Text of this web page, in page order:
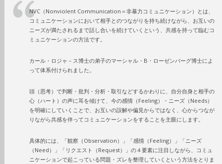
NVC（Nonviolent Communication＝非暴力コミュニケーション）とは、
コミュニケーションにおいて相手とのつながりを持ち続けながら、お互いの
ニーズが満たされるまで話し合いを続けていくという、共感を持って臨むコ
ミュニケーションの方法です。
カール・ロジャ－ス博士の弟子のマーシャル・B・ローゼンバーグ博士によ
って体系付けられました。
頭（思考）で判断・批判・分析・取引などするかわりに、自分自身と相手の
心（ハート）の声に耳を傾けて、今の感情（Feeling）・ニーズ（Needs）
を明確にしていくことで、お互いの誤解や偏見からではなく、心からつなが
りながら共感を伴ってコミュニケーションをすることを主眼にします。
具体的には、「観察（Observation）」「感情（Feeling）」「ニーズ
（Need）」「リクエスト（Request）」の４要素に注目しながら、コミュ
ニケーションで起こっている問題・ズレを整理していくという方法をとりま